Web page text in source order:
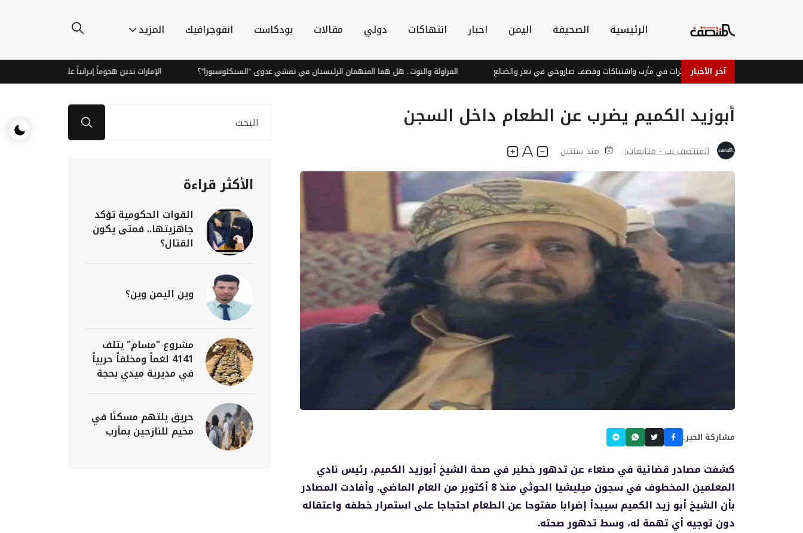
الرئيسية الصحيفة اليمن اخبار انتهاكات دولي مقالات بودكاست انفوجرافيك المزيد
آخر الأخبار
عدة جبهات يمنية.. مسيّرات في مأرب واشتباكات وقصف صاروخي في تعز والضالع الفراولة والتوت.. هل هما المتهمان الرئيسيان في تفشي عدوى "السيكلوسبورا"؟ الإمارات تدين هجوماً إيرانياً على ناقلة نفط بمضيق هرمز
أبوزيد الكميم يضرب عن الطعام داخل السجن
المنتصف نت - متابعات: منذ سنتين
مشاركة الخبر:
كشفت مصادر قضائية في صنعاء عن تدهور خطير في صحة الشيخ أبوزيد الكميم، رئيس نادي
المعلمين المخطوف في سجون ميليشيا الحوثي منذ 8 أكتوبر من العام الماضي. وأفادت المصادر
بأن الشيخ أبو زيد الكميم سيبدأ إضرابا مفتوحا عن الطعام احتجاجا على استمرار خطفه واعتقاله
دون توجيه أي تهمة له، وسط تدهور صحته.
الأكثر قراءة
القوات الحكومية تؤكد
جاهزيتها.. فمتى يكون
القتال؟
وين اليمن وين؟
مشروع "مسام" يتلف
4141 لغماً ومخلفاً حربياً
في مديرية ميدي بحجة
حريق يلتهم مسكنًا في
مخيم للنازحين بمأرب